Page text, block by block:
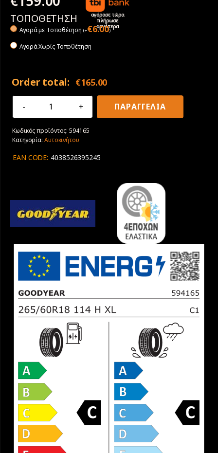
αγόρασε τώρα
πλήρωσε
αργότερα
ΤΟΠΟΘΕΤΗΣΗ
Αγορά με Tοποθέτηση (+€6.00)
Αγορά Χωρίς Τοποθέτηση
Order total: €165.00
265/60R18
Goodyear
Vector
Gen-
ΠΑΡΑΓΓΕΛΙΑ
Κωδικός προϊόντος:594165
Κατηγορία: Αυτοκινήτου
EAN CODE: 4038526395245